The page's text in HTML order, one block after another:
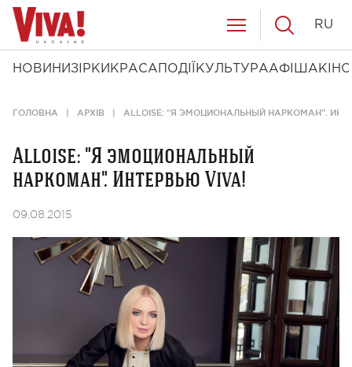
НОВИНИ ЗІРКИ КРАСА ПОДІЇ КУЛЬТУРААФІША КІНО
RU
ГОЛОВНА АРХІВ ALLOISE: "Я ЭМОЦИОНАЛЬНЫЙ НАРКОМАН".
Alloise: "Я эмоциональный
наркоман". Интервью Viva!
09.08.2015